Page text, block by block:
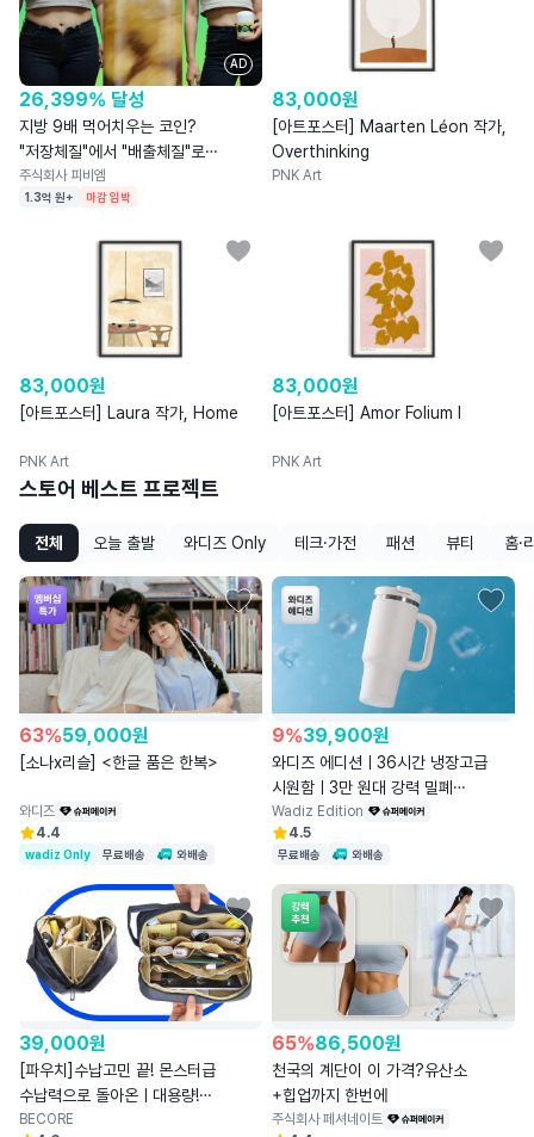
AD
26,399% 달성
지방 9배 먹어치우는 코인?
"저장체질"에서 "배출체질"로
바꿔드릴게요
주식회사 피비엠
1.3억 원+ 마감 임박
83,000원
[아트포스터] Maarten Léon 작가,
Overthinking
PNK Art
83,000원
[아트포스터] Laura 작가, Home
PNK Art
83,000원
[아트포스터] Amor Folium I
PNK Art
스토어 베스트 프로젝트
전체 오늘 출발 와디즈 Only 테크·가전 패션 뷰티 홈·
63%59,000원
[소나x리슬] <한글 품은 한복>
와디즈
4.4
wadiz Only 무료배송 와배송
9%39,900원
와디즈 에디션ㅣ36시간 냉장고급
시원함ㅣ3만 원대 강력 밀폐
세라믹텀블러
Wadiz Edition
4.5
무료배송 와배송
39,000원
[파우치]수납고민 끝! 몬스터급
수납력으로 돌아온ㅣ대용량!
멀티파우치V2
BECORE
65%86,500원
천국의 계단이 이 가격?유산소
+힙업까지 한번에
주식회사 페셔네이트